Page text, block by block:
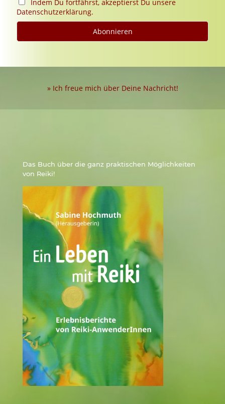
Indem Du fortfährst, akzeptierst Du unsere
Datenschutzerklärung.
» Ich freue mich über Deine Nachricht!
Das Buch über die ganz praktischen Möglichkeiten
von Reiki!